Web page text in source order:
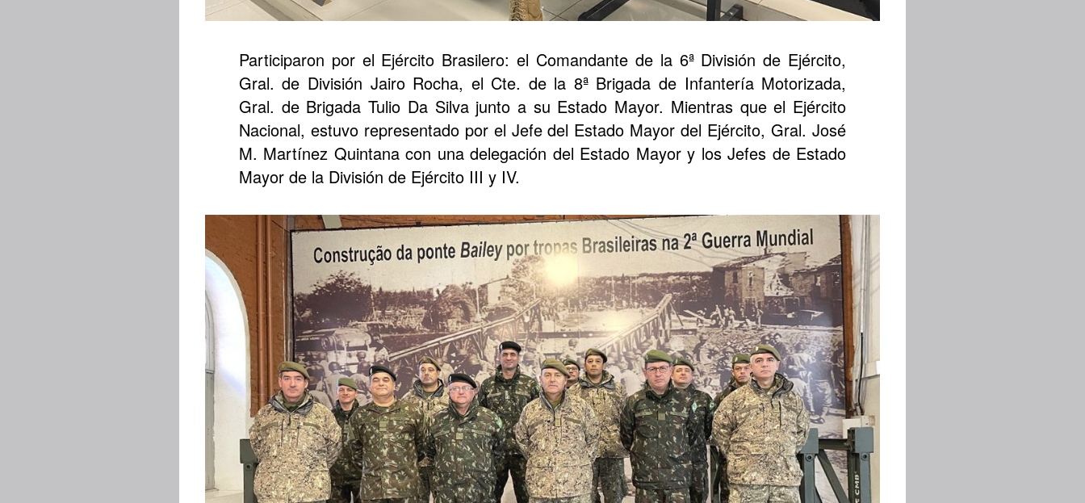
Participaron por el Ejército Brasilero: el Comandante de la 6ª División de Ejército,
Gral. de División Jairo Rocha, el Cte. de la 8ª Brigada de Infantería Motorizada,
Gral. de Brigada Tulio Da Silva junto a su Estado Mayor. Mientras que el Ejército
Nacional, estuvo representado por el Jefe del Estado Mayor del Ejército, Gral. José
M. Martínez Quintana con una delegación del Estado Mayor y los Jefes de Estado
Mayor de la División de Ejército III y IV.